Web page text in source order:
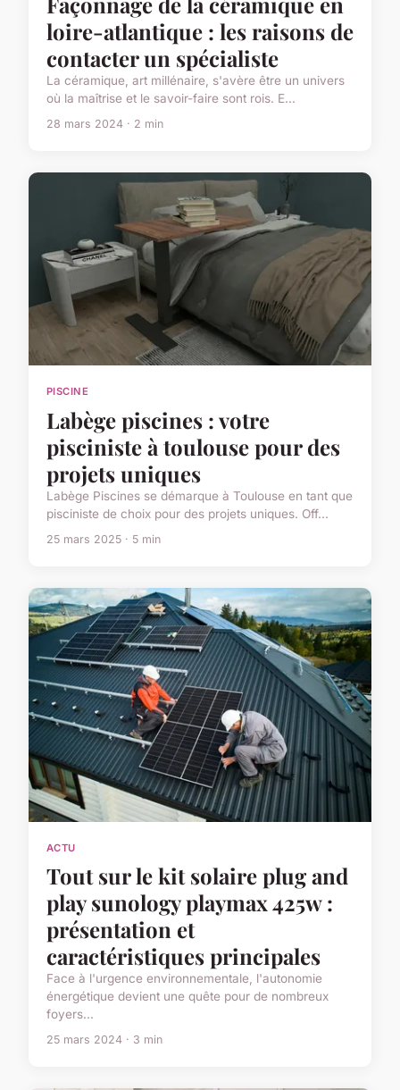
loire-atlantique : les raisons de
contacter un spécialiste
La céramique, art millénaire, s'avère être un univers
où la maîtrise et le savoir-faire sont rois. E...
28 mars 2024 · 2 min
PISCINE
Labège piscines : votre
pisciniste à toulouse pour des
projets uniques
Labège Piscines se démarque à Toulouse en tant que
pisciniste de choix pour des projets uniques. Off...
25 mars 2025 · 5 min
ACTU
Tout sur le kit solaire plug and
play sunology playmax 425w :
présentation et
caractéristiques principales
Face à l'urgence environnementale, l'autonomie
énergétique devient une quête pour de nombreux
foyers...
25 mars 2024 · 3 min